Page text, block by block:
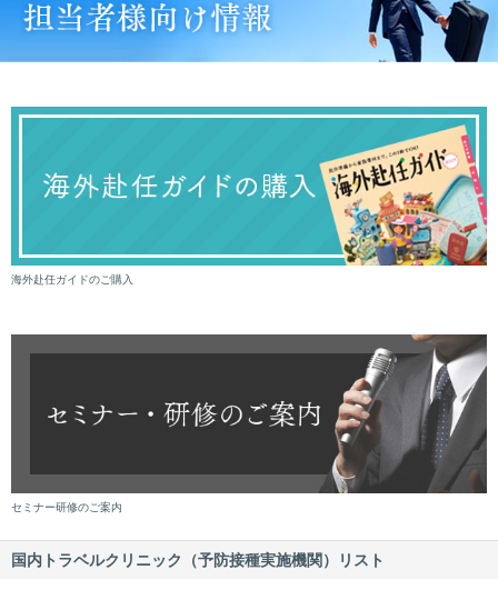
海外赴任ガイドのご購入
セミナー研修のご案内
国内トラベルクリニック（予防接種実施機関）リスト